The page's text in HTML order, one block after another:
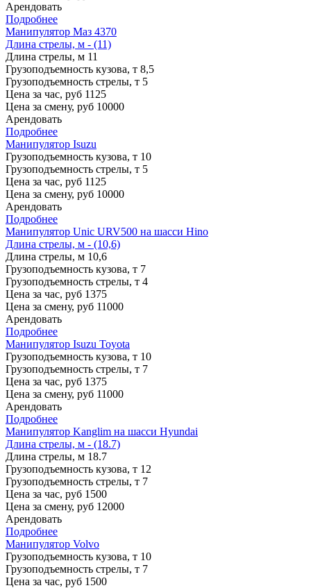
Арендовать
Подробнее
Манипулятор Маз 4370
Длина стрелы, м - (11)
Длина стрелы, м 11
Грузоподъемность кузова, т 8,5
Грузоподъемность стрелы, т 5
Цена за час, руб 1125
Цена за смену, руб 10000
Арендовать
Подробнее
Манипулятор Isuzu
Грузоподъемность кузова, т 10
Грузоподъемность стрелы, т 5
Цена за час, руб 1125
Цена за смену, руб 10000
Арендовать
Подробнее
Манипулятор Unic URV500 на шасси Hino
Длина стрелы, м - (10,6)
Длина стрелы, м 10,6
Грузоподъемность кузова, т 7
Грузоподъемность стрелы, т 4
Цена за час, руб 1375
Цена за смену, руб 11000
Арендовать
Подробнее
Манипулятор Isuzu Toyota
Грузоподъемность кузова, т 10
Грузоподъемность стрелы, т 7
Цена за час, руб 1375
Цена за смену, руб 11000
Арендовать
Подробнее
Манипулятор Kanglim на шасси Hyundai
Длина стрелы, м - (18.7)
Длина стрелы, м 18.7
Грузоподъемность кузова, т 12
Грузоподъемность стрелы, т 7
Цена за час, руб 1500
Цена за смену, руб 12000
Арендовать
Подробнее
Манипулятор Volvo
Грузоподъемность кузова, т 10
Грузоподъемность стрелы, т 7
Цена за час, руб 1500